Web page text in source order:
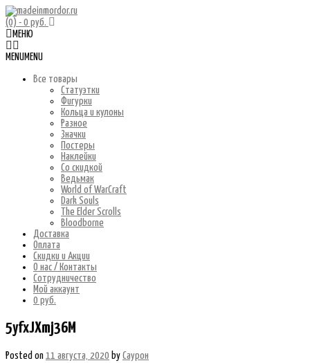
(0) - 0 руб.
МЕНЮ
MENU MENU
Все товары
Статуэтки
Фигурки
Кольца и кулоны
Разное
Значки
Постеры
Наклейки
Со скидкой
Ведьмак
World of WarCraft
Dark Souls
The Elder Scrolls
Bloodborne
Доставка
Оплата
Скидки и Акции
О нас / Контакты
Сотрудничество
Мой аккаунт
0 руб.
5yfxJXmj36M
Posted on 11 августа, 2020 by Саурон